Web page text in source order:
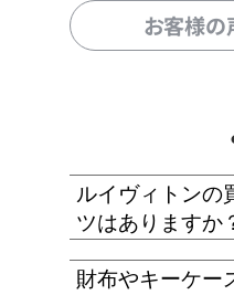
お客様
ルイヴィトンの
ツはありますか
財布やキーケー